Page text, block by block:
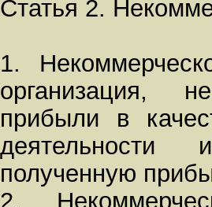
Статья 2.
1.
организация,
прибыли в
полученную
2.